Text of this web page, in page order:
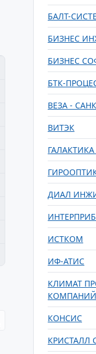
БАЛТ-
БИЗНЕС
БИЗНЕС
БТК-
ВЕЗА -
ВИТЭК
ДИАЛ
ИСТКОМ
ИФ-АТИС
КЛИМАТ
КОМПАНИЙ
КОНСИС
КРИСТАЛЛ